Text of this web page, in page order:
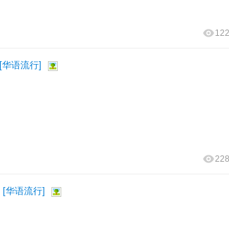
[华语流行]
[华语流行]